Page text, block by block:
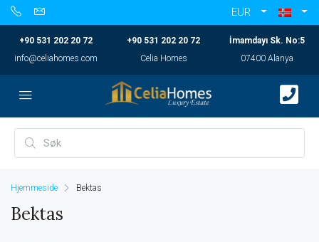
EUR
+90 531 202 20 72
info@celiahomes.com
+90 531 202 20 72
Celia Homes
İmamdayı Sk. No:5
07400 Alanya
Hjemmeside Bektas
Bektas